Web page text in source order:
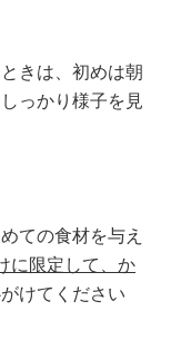
きは、初めは朝
っかり様子を見
ての食材を与え
に限定して、か
けてください